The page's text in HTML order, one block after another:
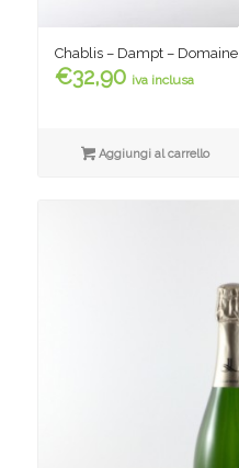
Chablis – Dampt –
€32,90 iva inclusa
Aggiungi al carrello